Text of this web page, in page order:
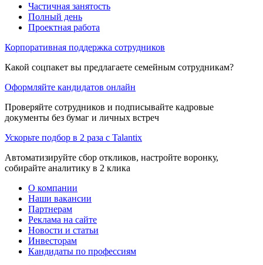
Частичная занятость
Полный день
Проектная работа
Корпоративная поддержка сотрудников
Какой соцпакет вы предлагаете семейным сотрудникам?
Оформляйте кандидатов онлайн
Проверяйте сотрудников и подписывайте кадровые
документы без бумаг и личных встреч
Ускорьте подбор в 2 раза с Talantix
Автоматизируйте сбор откликов, настройте воронку,
собирайте аналитику в 2 клика
О компании
Наши вакансии
Партнерам
Реклама на сайте
Новости и статьи
Инвесторам
Кандидаты по профессиям